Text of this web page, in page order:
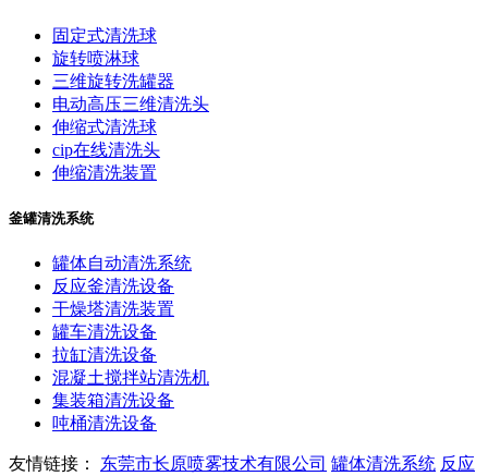
固定式清洗球
旋转喷淋球
三维旋转洗罐器
电动高压三维清洗头
伸缩式清洗球
cip在线清洗头
伸缩清洗装置
釜罐清洗系统
罐体自动清洗系统
反应釜清洗设备
干燥塔清洗装置
罐车清洗设备
拉缸清洗设备
混凝土搅拌站清洗机
集装箱清洗设备
吨桶清洗设备
友情链接： 东莞市长原喷雾技术有限公司 罐体清洗系统 反应